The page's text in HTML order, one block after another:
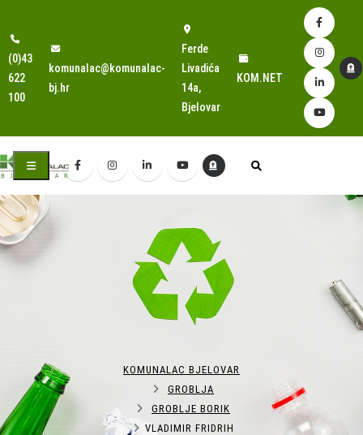
(0)43
622
100
komunalac@komunalac-
bj.hr
Ferde
Livadića
14a,
Bjelovar
KOM.NET
KOMUNALAC BJELOVAR
GROBLJA
GROBLJE BORIK
VLADIMIR FRIDRIH